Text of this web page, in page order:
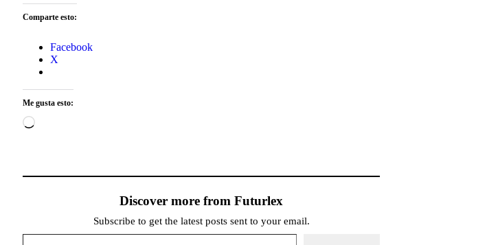
Comparte esto:
Facebook
X
Me gusta esto:
Discover more from Futurlex
Subscribe to get the latest posts sent to your email.